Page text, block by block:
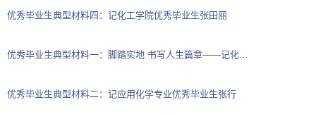
优秀毕业生典型材料四：记化工学院优秀毕业生张田丽
优秀毕业生典型材料一：脚踏实地 书写人生篇章——记化学与材料工程学院优秀毕业生...
优秀毕业生典型材料二：记应用化学专业优秀毕业生张行